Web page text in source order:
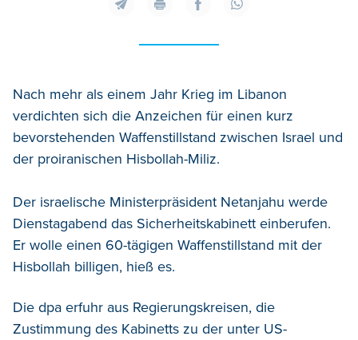
Nach mehr als einem Jahr Krieg im Libanon
verdichten sich die Anzeichen für einen kurz
bevorstehenden Waffenstillstand zwischen Israel und
der proiranischen Hisbollah-Miliz.
Der israelische Ministerpräsident Netanjahu werde
Dienstagabend das Sicherheitskabinett einberufen.
Er wolle einen 60-tägigen Waffenstillstand mit der
Hisbollah billigen, hieß es.
Die dpa erfuhr aus Regierungskreisen, die
Zustimmung des Kabinetts zu der unter US-